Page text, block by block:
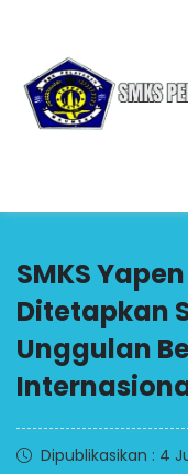
SMKS
Ditetapkan
Unggulan
Dipublikasikan : 4